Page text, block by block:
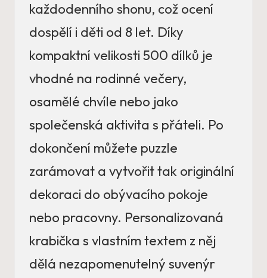
každodenního shonu, což ocení
dospělí i děti od 8 let. Díky
kompaktní velikosti 500 dílků je
vhodné na rodinné večery,
osamělé chvíle nebo jako
společenská aktivita s přáteli. Po
dokončení můžete puzzle
zarámovat a vytvořit tak originální
dekoraci do obývacího pokoje
nebo pracovny. Personalizovaná
krabička s vlastním textem z něj
dělá nezapomenutelný suvenýr